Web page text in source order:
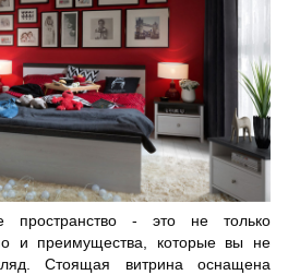
пространство - это не только
и преимущества, которые вы не
Стоящая витрина оснащена